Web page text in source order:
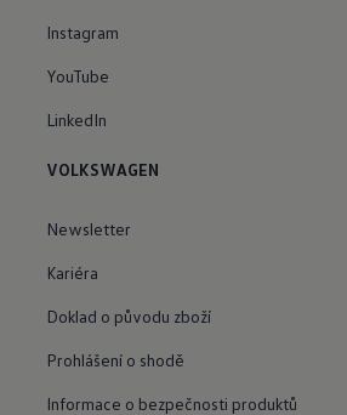
Instagram
YouTube
LinkedIn
VOLKSWAGEN
Newsletter
Kariéra
Doklad o původu zboží
Prohlášení o shodě
Informace o bezpečnosti produktů